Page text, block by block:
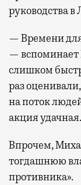
руководства в
— Времени для
—
слишком
раз
на поток
акция удачная.
Впрочем,
тогдашнюю
противника».